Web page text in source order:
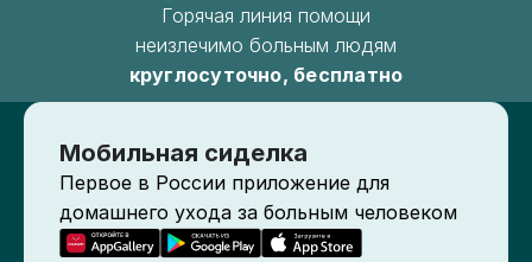
Горячая линия помощи
неизлечимо больным людям
круглосуточно, бесплатно
Мобильная сиделка
Первое в России приложение для
домашнего ухода за больным человеком